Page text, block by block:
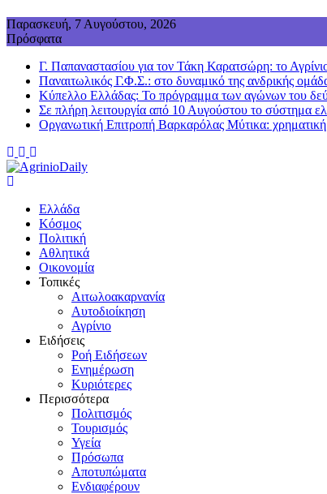
Παρασκευή, 7 Αυγούστου, 2026
Πρόσφατα
Γ. Παπαναστασίου για τον Τάκη Καρατσώρη: το
Παναιτωλικός Γ.Φ.Σ.: στο δυναμικό της ανδρικής
Κύπελλο Ελλάδας: Το πρόγραμμα των αγώνων του
Σε πλήρη λειτουργία από 10 Αυγούστου το σύστημα
Οργανωτική Επιτροπή Βαρκαρόλας Μύτικα:
Ελλάδα
Κόσμος
Πολιτική
Αθλητικά
Οικονομία
Τοπικές
Αιτωλοακαρνανία
Αυτοδιοίκηση
Αγρίνιο
Ειδήσεις
Ροή Ειδήσεων
Ενημέρωση
Κυριότερες
Περισσότερα
Πολιτισμός
Τουρισμός
Υγεία
Πρόσωπα
Αποτυπώματα
Ενδιαφέρουν